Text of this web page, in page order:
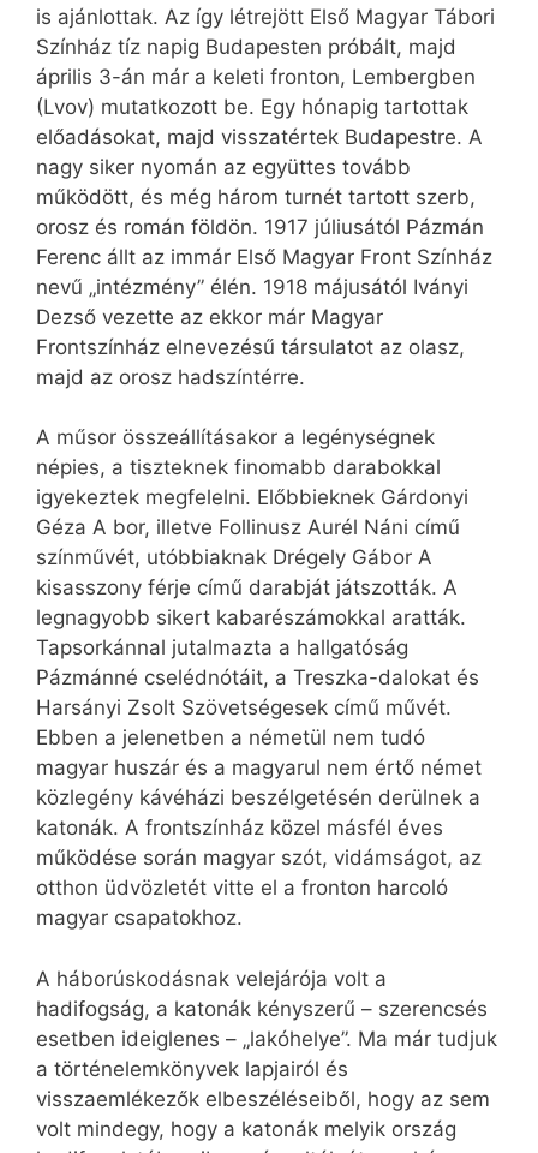
is ajánlottak. Az így létrejött Első Magyar Tábori
Színház tíz napig Budapesten próbált, majd
április 3-án már a keleti fronton, Lembergben
(Lvov) mutatkozott be. Egy hónapig tartottak
előadásokat, majd visszatértek Budapestre. A
nagy siker nyomán az együttes tovább
működött, és még három turnét tartott szerb,
orosz és román földön. 1917 júliusától Pázmán
Ferenc állt az immár Első Magyar Front Színház
nevű „intézmény” élén. 1918 májusától Iványi
Dezső vezette az ekkor már Magyar
Frontszínház elnevezésű társulatot az olasz,
majd az orosz hadszíntérre.
A műsor összeállításakor a legénységnek
népies, a tiszteknek finomabb darabokkal
igyekeztek megfelelni. Előbbieknek Gárdonyi
Géza A bor, illetve Follinusz Aurél Náni című
színművét, utóbbiaknak Drégely Gábor A
kisasszony férje című darabját játszották. A
legnagyobb sikert kabarészámokkal aratták.
Tapsorkánnal jutalmazta a hallgatóság
Pázmánné cselédnótáit, a Treszka-dalokat és
Harsányi Zsolt Szövetségesek című művét.
Ebben a jelenetben a németül nem tudó
magyar huszár és a magyarul nem értő német
közlegény kávéházi beszélgetésén derülnek a
katonák. A frontszínház közel másfél éves
működése során magyar szót, vidámságot, az
otthon üdvözletét vitte el a fronton harcoló
magyar csapatokhoz.
A háborúskodásnak velejárója volt a
hadifogság, a katonák kényszerű – szerencsés
esetben ideiglenes – „lakóhelye”. Ma már tudjuk
a történelemkönyvek lapjairól és
visszaemlékezők elbeszéléseiből, hogy az sem
volt mindegy, hogy a katonák melyik ország